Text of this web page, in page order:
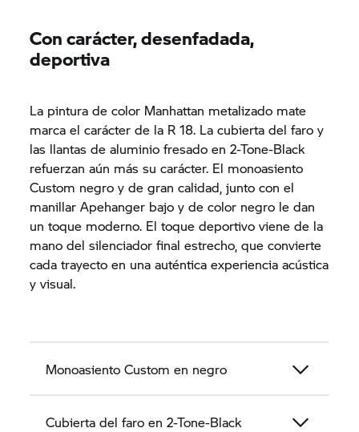
Con carácter, desenfadada,
deportiva
La pintura de color Manhattan metalizado mate
marca el carácter de la R 18. La cubierta del faro y
las llantas de aluminio fresado en 2-Tone-Black
refuerzan aún más su carácter. El monoasiento
Custom negro y de gran calidad, junto con el
manillar Apehanger bajo y de color negro le dan
un toque moderno. El toque deportivo viene de la
mano del silenciador final estrecho, que convierte
cada trayecto en una auténtica experiencia acústica
y visual.
Monoasiento Custom en negro
Cubierta del faro en 2-Tone-Black